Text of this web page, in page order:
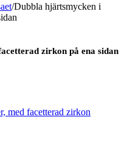
/Dubbla hjärtsmycken i
zirkon på ena sidan